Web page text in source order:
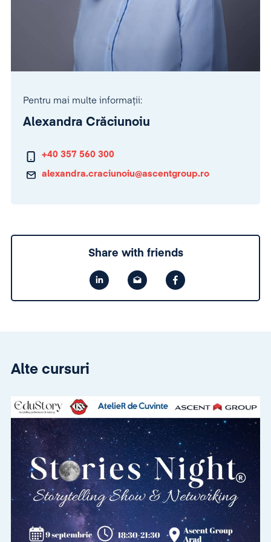
Pentru mai multe informații:
Alexandra Crăciunoiu
+40 357 560 300
alexandra.craciunoiu@ascentgroup.ro
Share with friends
Alte cursuri